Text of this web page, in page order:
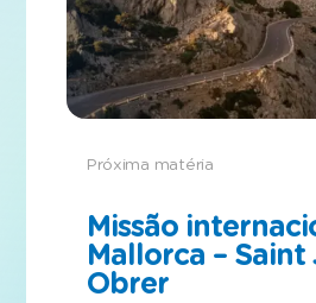
Próxima matéria
Missão
Mallorca – Saint
Obrer